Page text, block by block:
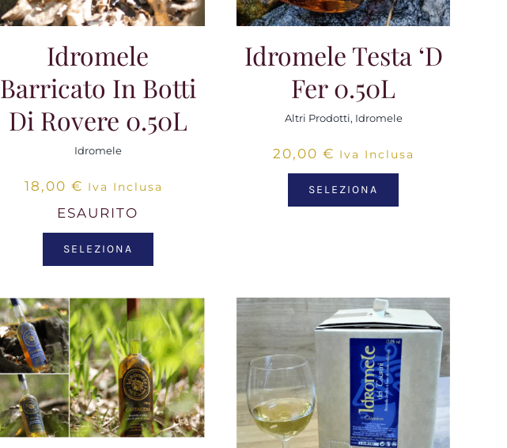
Idromele
Barricato In Botti
Di Rovere 0.50L
Idromele
18,00€ Iva Inclusa
ESAURITO
SELEZIONA
Idromele Testa ‘d
Fer 0.50L
Altri Prodotti, Idromele
20,00 € Iva Inclusa
SELEZIONA